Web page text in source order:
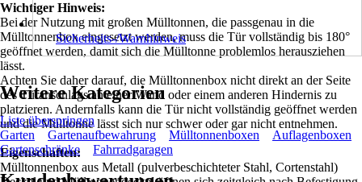
Wichtiger Hinweis:
Bei der Nutzung mit großen Mülltonnen, die passgenau in die
Mülltonnenbox eingesetzt werden, muss die Tür vollständig bis 180°
geöffnet werden, damit sich die Mülltonne problemlos herausziehen
lässt.
Achten Sie daher darauf, die Mülltonnenbox nicht direkt an der Seite
des Türanschlags an einer Wand oder einem anderen Hindernis zu
platzieren. Andernfalls kann die Tür nicht vollständig geöffnet werden
und die Mülltonne lässt sich nur schwer oder gar nicht entnehmen.
Eigenschaften:
Mülltonnenbox aus Metall (pulverbeschichteter Stahl, Cortenstahl)
Sicherheits-/Warnhinweis
Weitere Kategorien
Liste überspringen
Garten
Gartenaufbewahrung Mülltonnenboxen
Auflagenboxen
Gartenschränke
Fahrradgaragen